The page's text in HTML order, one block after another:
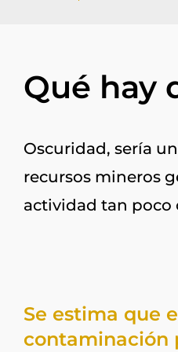
Qué hay
Oscuridad, sería
recursos mineros
actividad tan poco
Se estima que
contaminación